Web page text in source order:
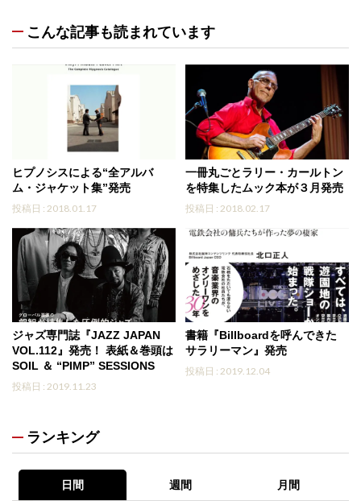
こんな記事も読まれています
ヒプノシスによる“全アルバ
ム・ジャケット集”発売
投稿日 : 2018.01.17
一冊丸ごとラリー・カールトン
を特集したムック本が３月発売
投稿日 : 2018.02.17
ジャズ専門誌『JAZZ JAPAN
VOL.112』発売！ 表紙＆巻頭は
SOIL ＆ “PIMP” SESSIONS
投稿日 : 2019.11.23
書籍『Billboardを呼んできた
サラリーマン』発売
投稿日 : 2019.12.04
ランキング
日間 週間 月間